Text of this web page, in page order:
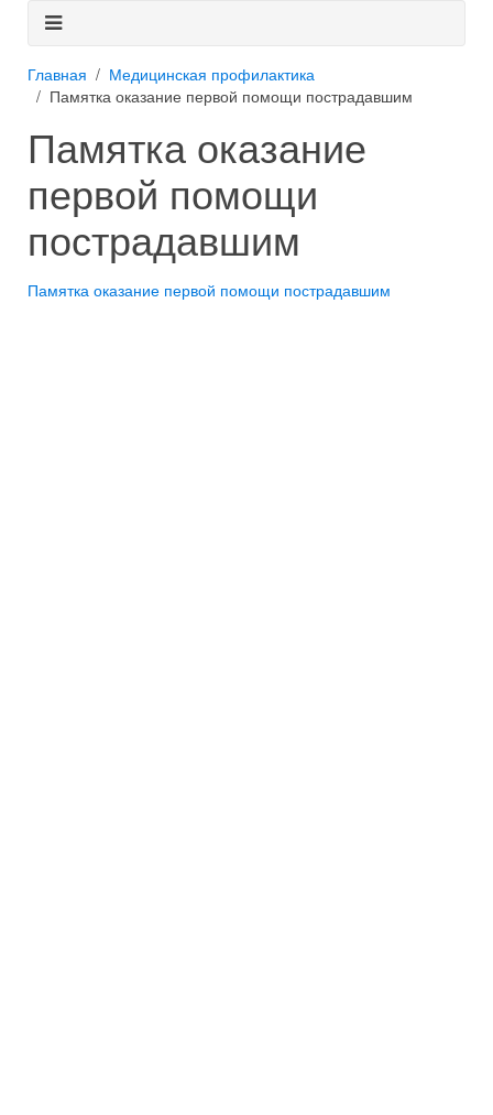
Главная
Медицинская профилактика
Памятка оказание первой помощи пострадавшим
Памятка оказание
первой помощи
пострадавшим
Памятка оказание первой помощи пострадавшим